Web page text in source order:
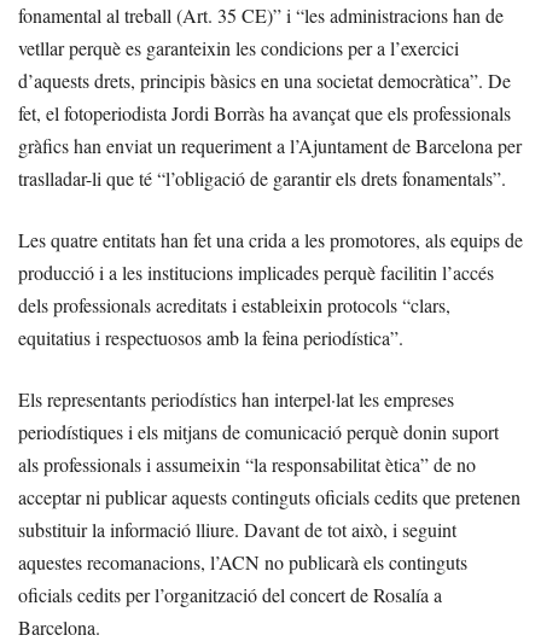
fonamental al treball (Art. 35 CE)” i “les administracions han de
vetllar perquè es garanteixin les condicions per a l’exercici
d’aquests drets, principis bàsics en una societat democràtica”. De
fet, el fotoperiodista Jordi Borràs ha avançat que els professionals
gràfics han enviat un requeriment a l’Ajuntament de Barcelona per
traslladar-li que té “l’obligació de garantir els drets fonamentals”.
Les quatre entitats han fet una crida a les promotores, als equips de
producció i a les institucions implicades perquè facilitin l’accés
dels professionals acreditats i estableixin protocols “clars,
equitatius i respectuosos amb la feina periodística”.
Els representants periodístics han interpel·lat les empreses
periodístiques i els mitjans de comunicació perquè donin suport
als professionals i assumeixin “la responsabilitat ètica” de no
acceptar ni publicar aquests continguts oficials cedits que pretenen
substituir la informació lliure. Davant de tot això, i seguint
aquestes recomanacions, l’ACN no publicarà els continguts
oficials cedits per l’organització del concert de Rosalía a
Barcelona.